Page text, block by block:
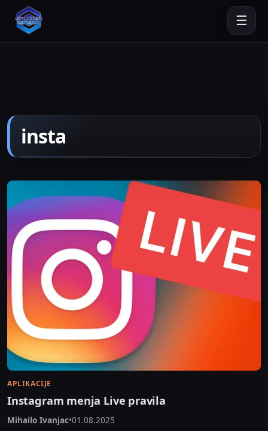
☰
insta
APLIKACIJE
Instagram menja Live pravila
Mihailo Ivanjac•01.08.2025